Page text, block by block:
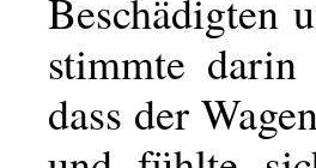
Beschädigten
stimmte darin
dass der